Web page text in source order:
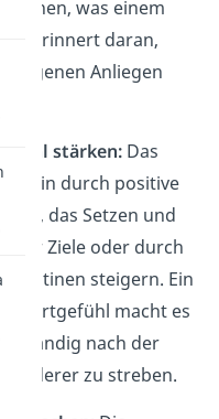
was einem
erinnert daran,
eigenen Anliegen
stärken:Das
durch positive
das Setzen und
Ziele oder durch
Routinen steigern. Ein
macht es
ständig nach der
anderer zu streben.